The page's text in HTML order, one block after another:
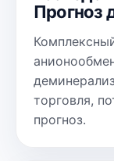
Прогноз
торговля,
прогноз.